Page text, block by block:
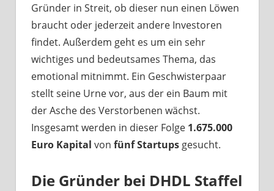
Gründer in Streit, ob dieser nun einen Löwen
braucht oder jederzeit andere Investoren
findet. Außerdem geht es um ein sehr
wichtiges und bedeutsames Thema, das
emotional mitnimmt. Ein Geschwisterpaar
stellt seine Urne vor, aus der ein Baum mit
der Asche des Verstorbenen wächst.
Insgesamt werden in dieser Folge 1.675.000
Euro Kapital von fünf Startups gesucht.
Die Gründer bei DHDL Staffel